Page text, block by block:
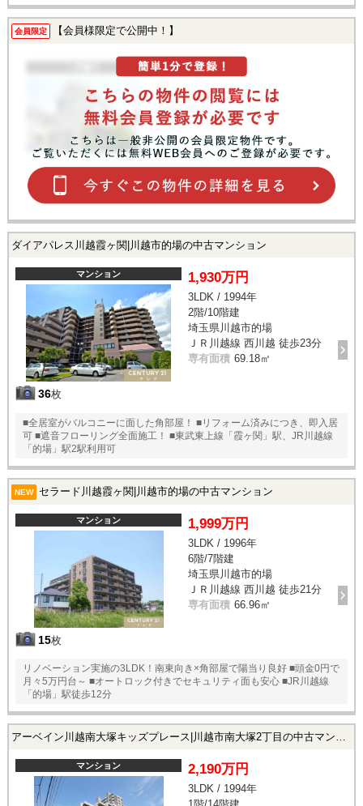
会員限定 【会員様限定で公開中！】
ダイアパレス川越霞ヶ関|川越市的場の中古マンション
マンション
36枚
1,930万円
3LDK / 1994年
2階/10階建
埼玉県川越市的場
ＪＲ川越線 西川越 徒歩23分
専有面積 69.18㎡
■全居室がバルコニーに面した角部屋！ ■リフォーム済みにつき、即入居
可 ■遮音フローリング全面施工！ ■東武東上線「霞ヶ関」駅、JR川越線
「的場」駅2駅利用可
NEW セラード川越霞ヶ関|川越市的場の中古マンション
マンション
15枚
1,999万円
3LDK / 1996年
6階/7階建
埼玉県川越市的場
ＪＲ川越線 西川越 徒歩21分
専有面積 66.96㎡
リノベーション実施の3LDK！南東向き×角部屋で陽当り良好 ■頭金0円で
月々5万円台～ ■オートロック付きでセキュリティ面も安心 ■JR川越線
「的場」駅徒歩12分
マンション 2,190万円
3LDK / 1994年